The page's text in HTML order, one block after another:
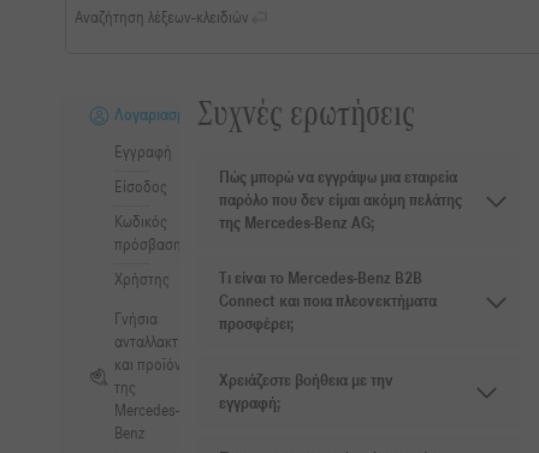
Αναζήτηση λέξεων-κλειδιών
Λογαριασμός
Εγγραφή
Είσοδος
Κωδικός
πρόσβασης
Χρήστης
Γνήσια
ανταλλακτικά
και προϊόντα
της
Mercedes-
Benz
Συχνές ερωτήσεις
Πώς μπορώ να εγγράψω μια εταιρεία
παρόλο που δεν είμαι ακόμη πελάτης
της Mercedes-Benz AG;
Τι είναι το Mercedes-Benz B2B
Connect και ποια πλεονεκτήματα
προσφέρει;
Χρειάζεστε βοήθεια με την
εγγραφή;